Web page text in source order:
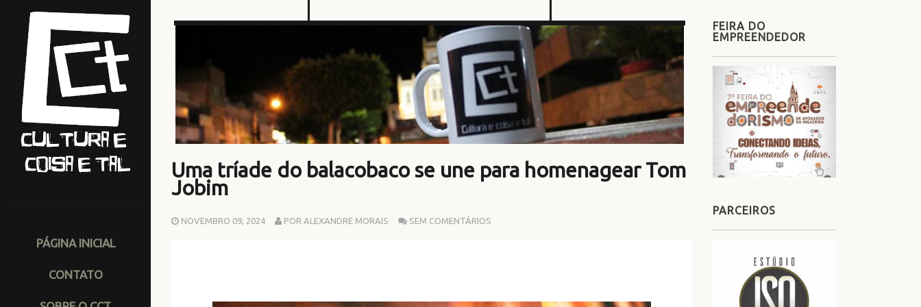
PÁGINA INICIAL
CONTATO
Uma tríade do balacobaco se une para homenagear Tom
Jobim
NOVEMBRO 09, 2024 POR ALEXANDRE MORAIS SEM COMENTÁRIOS
FEIRA DO
EMPREENDEDOR
PARCEIROS